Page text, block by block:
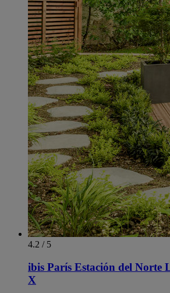
4.2 / 5
ibis París Estación del Norte
X